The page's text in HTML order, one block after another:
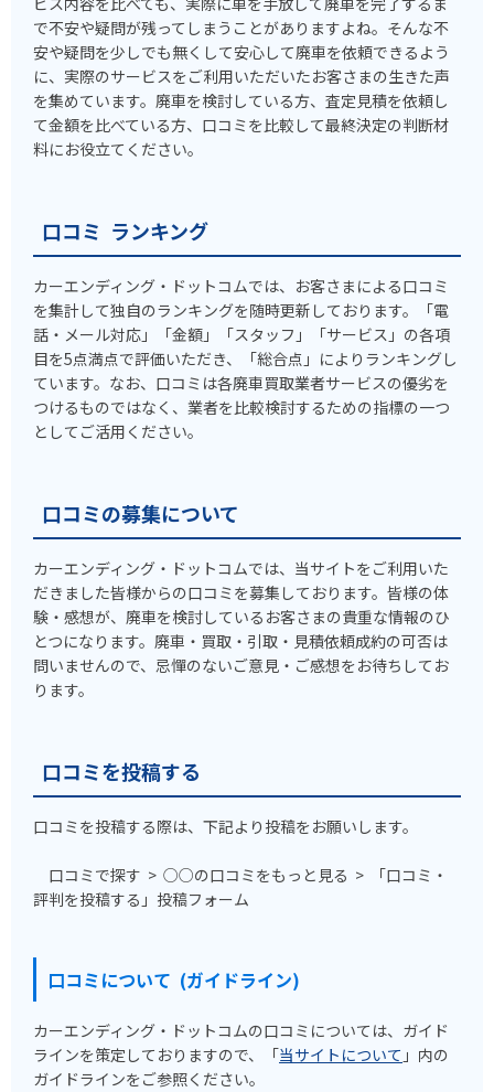
で不安や疑問が残ってしまうことがありますよね。そんな不
安や疑問を少しでも無くして安心して廃車を依頼できるよう
に、実際のサービスをご利用いただいたお客さまの生きた声
を集めています。廃車を検討している方、査定見積を依頼し
て金額を比べている方、口コミを比較して最終決定の判断材
料にお役立てください。
口コミ ランキング
カーエンディング・ドットコムでは、お客さまによる口コミ
を集計して独自のランキングを随時更新しております。「電
話・メール対応」「金額」「スタッフ」「サービス」の各項
目を5点満点で評価いただき、「総合点」によりランキングし
ています。なお、口コミは各廃車買取業者サービスの優劣を
つけるものではなく、業者を比較検討するための指標の一つ
としてご活用ください。
口コミの募集について
カーエンディング・ドットコムでは、当サイトをご利用いた
だきました皆様からの口コミを募集しております。皆様の体
験・感想が、廃車を検討しているお客さまの貴重な情報のひ
とつになります。廃車・買取・引取・見積依頼成約の可否は
問いませんので、忌憚のないご意見・ご感想をお待ちしてお
ります。
口コミを投稿する
口コミを投稿する際は、下記より投稿をお願いします。
口コミで探す > ○○の口コミをもっと見る > 「口コミ・
評判を投稿する」投稿フォーム
口コミについて (ガイドライン)
カーエンディング・ドットコムの口コミについては、ガイド
ラインを策定しておりますので、「当サイトについて 」内の
ガイドラインをご参照ください。